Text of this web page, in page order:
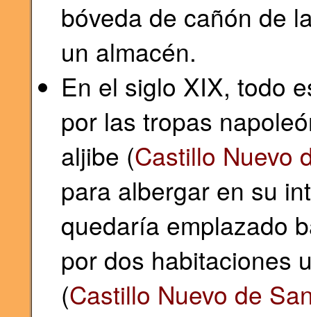
bóveda de cañón de
un almacén.
En el siglo XIX, todo
por las tropas
aljibe (Castillo Nuevo
para albergar en su
quedaría emplazado
por dos habitaciones
(Castillo Nuevo de